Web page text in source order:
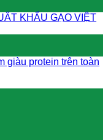
KHẨU GẠO VIỆT
giàu protein trên toàn